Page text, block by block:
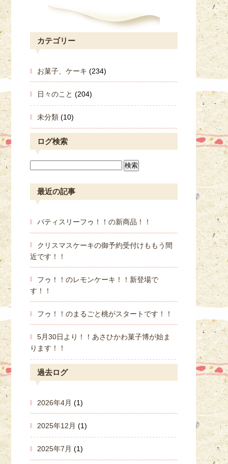
カテゴリー
お菓子、ケーキ (234)
日々のこと (204)
未分類 (10)
ログ検索
最近の記事
パティスリーフゥ！！の新商品！！
クリスマスケーキの御予約受付けももう間
近です！！
フゥ！！のレモンケーキ！！新登場で
す！！
フゥ！！のまるごと桃がスタートです！！
5月30日より！！あさひかわ菓子博が始ま
ります！！
過去ログ
2026年4月 (1)
2025年12月 (1)
2025年7月 (1)